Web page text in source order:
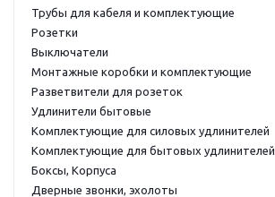
Трубы для кабеля и комплектующие
Розетки
Выключатели
Монтажные коробки и комплектующие
Разветвители для розеток
Удлинители бытовые
Комплектующие для силовых удлинителей
Комплектующие для бытовых удлинителей
Боксы, Корпуса
Дверные звонки, эхолоты